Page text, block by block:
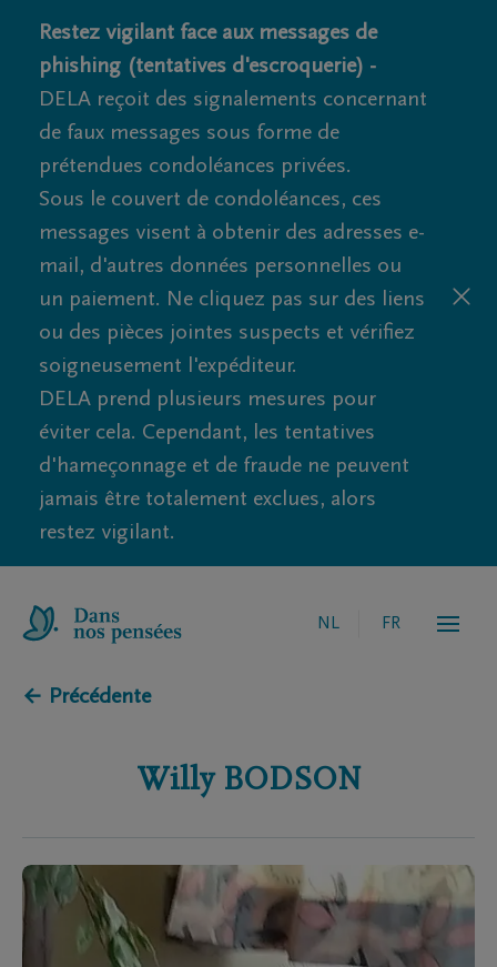
Restez vigilant face aux messages de
phishing (tentatives d'escroquerie) -
DELA reçoit des signalements concernant
de faux messages sous forme de
prétendues condoléances privées.
Sous le couvert de condoléances, ces
messages visent à obtenir des adresses e-
mail, d'autres données personnelles ou
un paiement. Ne cliquez pas sur des liens
ou des pièces jointes suspects et vérifiez
soigneusement l'expéditeur.
DELA prend plusieurs mesures pour
éviter cela. Cependant, les tentatives
d'hameçonnage et de fraude ne peuvent
jamais être totalement exclues, alors
restez vigilant.
NL FR
← Précédente
Willy BODSON